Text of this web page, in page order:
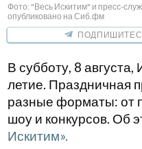
Фото: "Весь Искитим" и пресс-
опубликовано на Сиб.фм
ПОДПИШИТЕСЬ
В субботу, 8
летие. Праздничная
разные форматы: от
шоу и конкурсов. Об
Искитим».